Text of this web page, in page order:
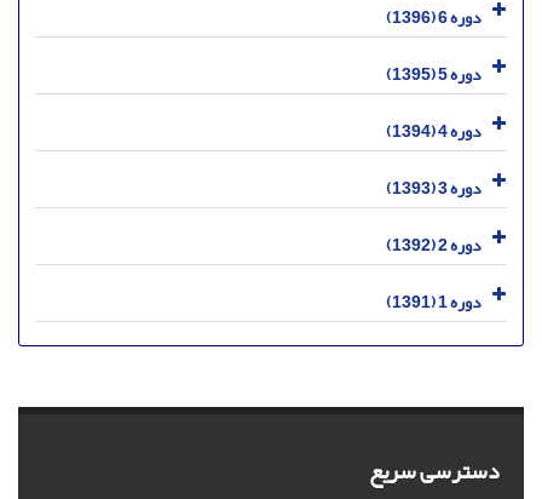
دوره 6 (1396)
دوره 5 (1395)
دوره 4 (1394)
دوره 3 (1393)
دوره 2 (1392)
دوره 1 (1391)
دسترسی سریع